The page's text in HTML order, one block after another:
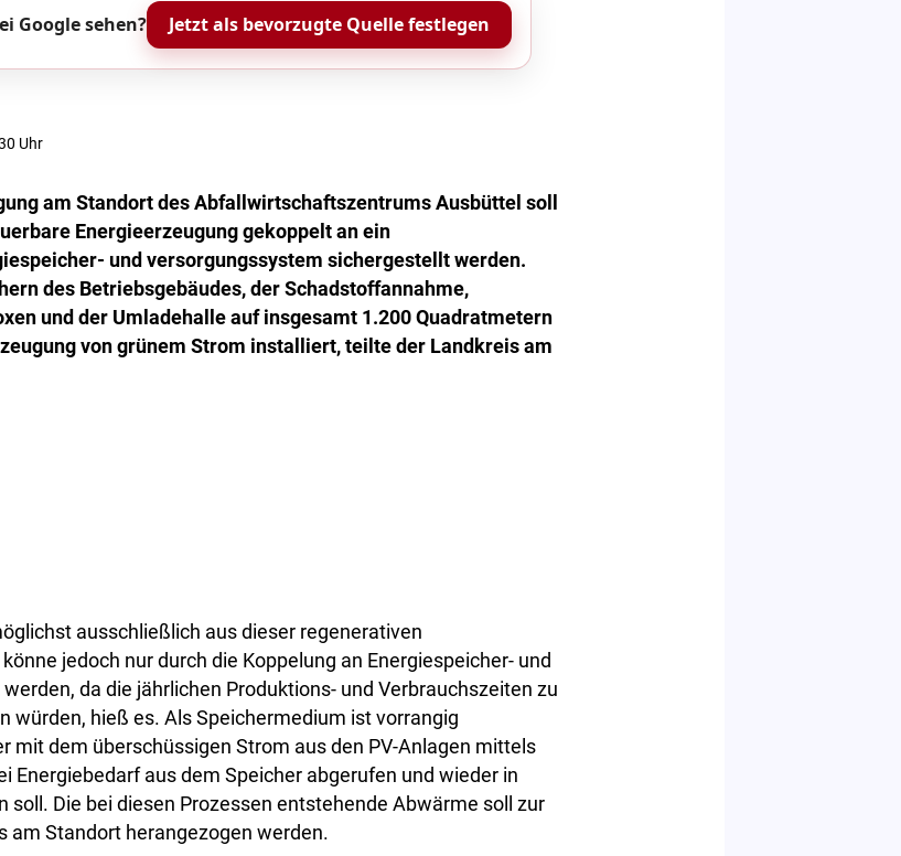
Google sehen? Jetzt als bevorzugte Quelle festlegen
Uhr
am Standort des Abfallwirtschaftszentrums Ausbüttel soll
Energieerzeugung gekoppelt an ein
und versorgungssystem sichergestellt werden.
des Betriebsgebäudes, der Schadstoffannahme,
und der Umladehalle auf insgesamt 1.200 Quadratmetern
von grünem Strom installiert, teilte der Landkreis am
ausschließlich aus dieser regenerativen
jedoch nur durch die Koppelung an Energiespeicher- und
da die jährlichen Produktions- und Verbrauchszeiten zu
würden, hieß es. Als Speichermedium ist vorrangig
mit dem überschüssigen Strom aus den PV-Anlagen mittels
Energiebedarf aus dem Speicher abgerufen und wieder in
soll. Die bei diesen Prozessen entstehende Abwärme soll zur
am Standort herangezogen werden.